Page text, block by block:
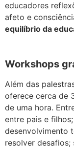
educadores
afeto e
equilíbrio da
Workshops
Além das
oferece cerca de
de uma hora.
entre pais e
desenvolvimento
resolver